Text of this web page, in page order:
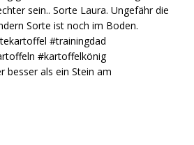
besser als ein Stein am